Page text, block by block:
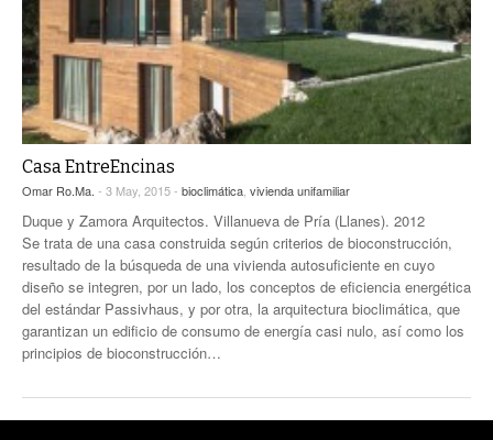
Casa EntreEncinas
Omar Ro.Ma. - 3 May, 2015 - bioclimática vivienda unifamiliar
Duque y Zamora Arquitectos. Villanueva de Pría (Llanes). 2012
Se trata de una casa construida según criterios de bioconstrucción,
resultado de la búsqueda de una vivienda autosuficiente en cuyo
diseño se integren, por un lado, los conceptos de eficiencia energética
del estándar Passivhaus, y por otra, la arquitectura bioclimática, que
garantizan un edificio de consumo de energía casi nulo, así como los
principios de bioconstrucción…